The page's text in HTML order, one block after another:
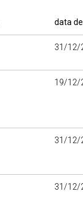
data
31/12/
19/12/
31/12/
31/12/